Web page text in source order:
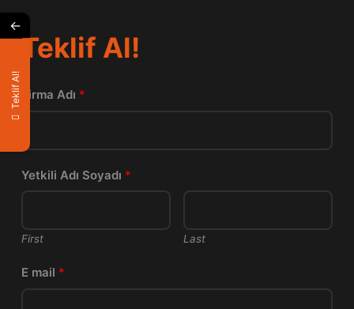
Teklif Al!
Firma Adı *
Yetkili Adı Soyadı *
First Last
E mail *
←
Teklif Al!